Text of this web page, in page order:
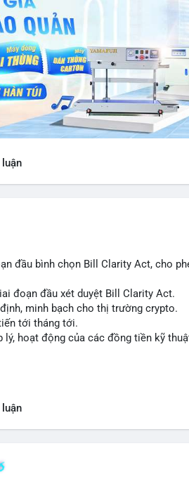
luận
đầu bình chọn Bill Clarity Act, cho
đoạn đầu xét duyệt Bill Clarity Act.
minh bạch cho thị trường crypto.
tới tháng tới.
lý, hoạt động của các đồng tiền kỹ
luận